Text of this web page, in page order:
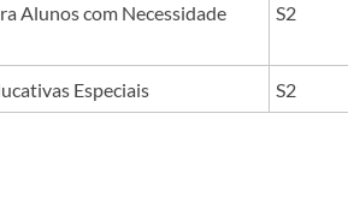
Alunos com Necessidade
S2
Especiais S2